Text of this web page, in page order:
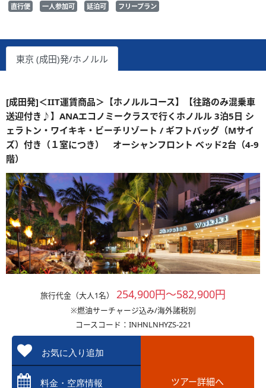
直行便 一人参加可 延泊可 フリープラン
東京 (成田)発/ホノルル
[成田発]＜IIT運賃商品＞【ホノルルコース】【往路のみ混乗車
送迎付き♪】ANAエコノミークラスで行くホノルル 3泊5日 シ
ェラトン・ワイキキ・ビーチリゾート / ギフトバッグ（Mサイ
ズ）付き（１室につき） オーシャンフロント ベッド2台（4-9
階）
旅行代金（大人1名） 254,900円～582,900円
※燃油サーチャージ込み/海外諸税別
コースコード：INHNLNHYZS-221
お気に入り追加
料金・空席情報 ツアー詳細へ